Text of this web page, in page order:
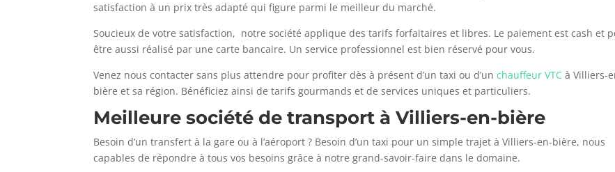
satisfaction à un prix très adapté qui figure parmi le meilleur du marché.
Soucieux de votre satisfaction, notre société applique des tarifs forfaitaires et libres. Le paiement est cash et
être aussi réalisé par une carte bancaire. Un service professionnel est bien réservé pour vous.
Venez nous contacter sans plus attendre pour profiter dès à présent d’un taxi ou d’unchauffeur VTC à Villiers-
bière et sa région. Bénéficiez ainsi de tarifs gourmands et de services uniques et particuliers.
Meilleure société de transport àVilliers-en-bière
Besoin d’un transfert à la gare ou à l’aéroport ? Besoin d’un taxi pour un simple trajet à Villiers-en-bière, nous
capables de répondre à tous vos besoins grâce à notre grand-savoir-faire dans le domaine.